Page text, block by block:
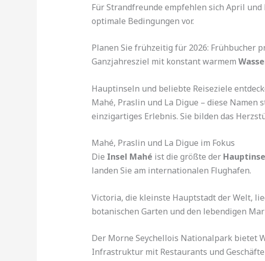
Für Strandfreunde empfehlen sich April
optimale Bedingungen vor.
Planen Sie frühzeitig für 2026: Frühbucher
Ganzjahresziel mit konstant warmem
Hauptinseln und beliebte Reiseziele
Mahé, Praslin und La Digue – diese Namen
einzigartiges Erlebnis. Sie bilden das
Mahé, Praslin und La Digue im Fokus
Die Insel Mahé ist die größte der
landen Sie am internationalen Flughafen.
Victoria, die kleinste Hauptstadt der Welt,
botanischen Garten und den lebendigen
Der Morne Seychellois Nationalpark bietet
Infrastruktur mit Restaurants und